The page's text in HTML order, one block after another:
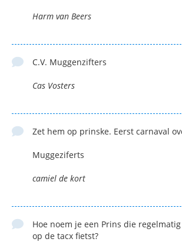
Harm van Beers
C.V. Muggenzifters
Cas Vosters
Zet hem op prinske. Eerst carnaval
Muggeziferts
camiel de kort
Hoe noem je een Prins die
op de tacx fietst?